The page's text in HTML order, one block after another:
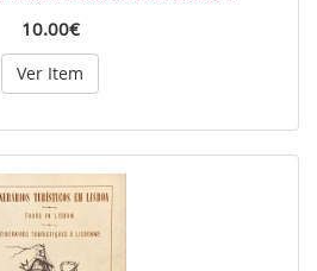
10.00€
Ver Item